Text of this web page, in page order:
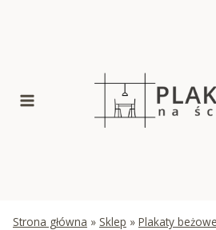
Strona główna » Sklep » Plakaty beżowe